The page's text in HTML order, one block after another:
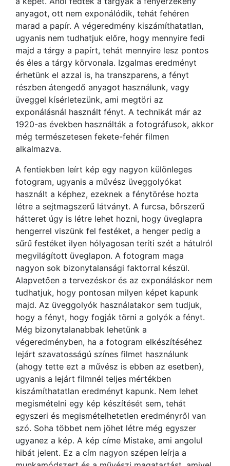
anyagot, ott nem exponálódik, tehát fehéren
marad a papír. A végeredmény kiszámíthatatlan,
ugyanis nem tudhatjuk előre, hogy mennyire fedi
majd a tárgy a papírt, tehát mennyire lesz pontos
és éles a tárgy körvonala. Izgalmas eredményt
érhetünk el azzal is, ha transzparens, a fényt
részben átengedő anyagot használunk, vagy
üveggel kísérletezünk, ami megtöri az
exponálásnál használt fényt. A technikát már az
1920-as években használták a fotográfusok, akkor
még természetesen fekete-fehér filmen
alkalmazva.
A fentiekben leírt kép egy nagyon különleges
fotogram, ugyanis a művész üveggolyókat
használt a képhez, ezeknek a fénytörése hozta
létre a sejtmagszerű látványt. A furcsa, bőrszerű
hátteret úgy is létre lehet hozni, hogy üveglapra
hengerrel viszünk fel festéket, a henger pedig a
sűrű festéket ilyen hólyagosan teríti szét a hátulról
megvilágított üveglapon. A fotogram maga
nagyon sok bizonytalansági faktorral készül.
Alapvetően a tervezéskor és az exponáláskor nem
tudhatjuk, hogy pontosan milyen képet kapunk
majd. Az üveggolyók használatakor sem tudjuk,
hogy a fényt, hogy fogják törni a golyók a fényt.
Még bizonytalanabbak lehetünk a
végeredményben, ha a fotogram elkészítéséhez
lejárt szavatosságú színes filmet használunk
(ahogy tette ezt a művész is ebben az esetben),
ugyanis a lejárt filmnél teljes mértékben
kiszámíthatatlan eredményt kapunk. Nem lehet
megismételni egy kép készítését sem, tehát
egyszeri és megismételhetetlen eredményről van
szó. Soha többet nem jöhet létre még egyszer
ugyanez a kép. A kép címe Mistake, ami angolul
hibát jelent. Ez a cím nagyon szépen leírja a